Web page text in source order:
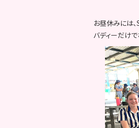
お昼休みには
バディーだけで